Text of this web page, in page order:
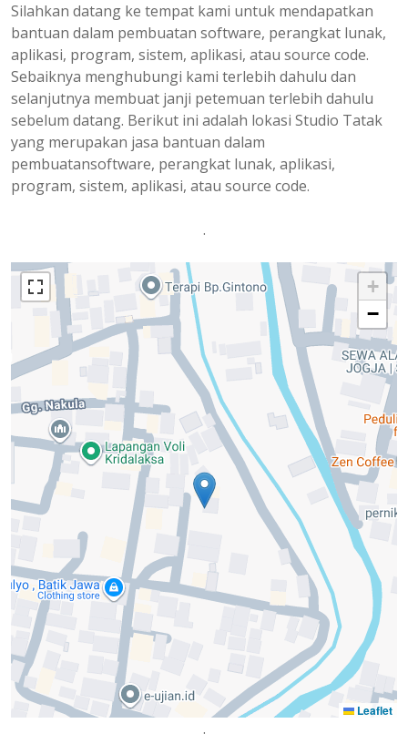
Silahkan datang ke tempat kami untuk mendapatkan
bantuan dalam pembuatan software, perangkat lunak,
aplikasi, program, sistem, aplikasi, atau source code.
Sebaiknya menghubungi kami terlebih dahulu dan
selanjutnya membuat janji petemuan terlebih dahulu
sebelum datang. Berikut ini adalah lokasi Studio Tatak
yang merupakan jasa bantuan dalam
pembuatansoftware, perangkat lunak, aplikasi,
program, sistem, aplikasi, atau source code.
.
+
−
Leaflet
.